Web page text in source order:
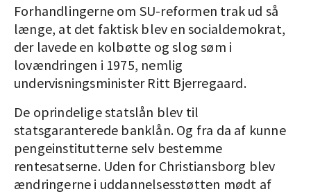
Forhandlingerne om SU-reformen trak ud så
længe, at det faktisk blev en socialdemokrat,
der lavede en kolbøtte og slog søm i
lovændringen i 1975, nemlig
undervisningsminister Ritt Bjerregaard.
De oprindelige statslån blev til
statsgaranterede banklån. Og fra da af kunne
pengeinstitutterne selv bestemme
rentesatserne. Uden for Christiansborg blev
ændringerne i uddannelsesstøtten mødt af